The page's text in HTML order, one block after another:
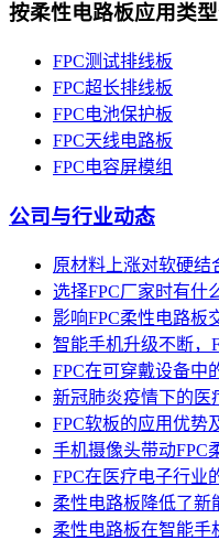
按柔性电路板应用类
FPC测试排线板
FPC超长排线板
FPC电池保护板
FPC天线电路板
FPC电容屏模组
公司与行业动态
原材料上涨对软硬结
选择FPC厂家时有什
影响FPC柔性电路板
智能手机升级不断，
FPC在可穿戴设备中
新冠肺炎疫情下的医
FPC软板的应用优势
手机摄像头带动FPC
FPC在医疗电子行业
柔性电路板降低了新
柔性电路板在智能手